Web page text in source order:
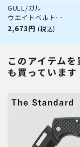
GULL/ガル
ウエイトベルト
GG-4630[80409006]
2,673円 (税込)
このアイテム
も買っています